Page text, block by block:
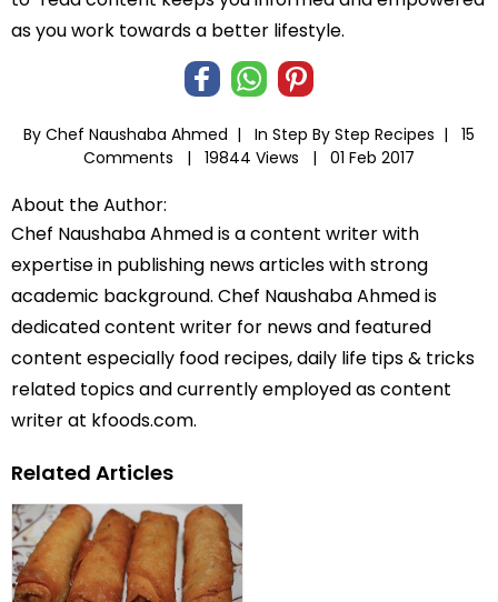
as you work towards a better lifestyle.
By Chef Naushaba Ahmed | In Step By Step Recipes |
15
Comments |
19844 Views | 01 Feb 2017
About the Author:
Chef Naushaba Ahmed is a content writer with
expertise in publishing news articles with strong
academic background. Chef Naushaba Ahmed is
dedicated content writer for news and featured
content especially food recipes, daily life tips & tricks
related topics and currently employed as content
writer at kfoods.com.
Related Articles